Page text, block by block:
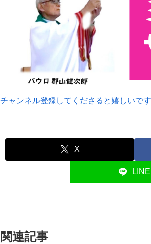
チャンネル登録してくださると嬉しいです
X
LINE
関連記事